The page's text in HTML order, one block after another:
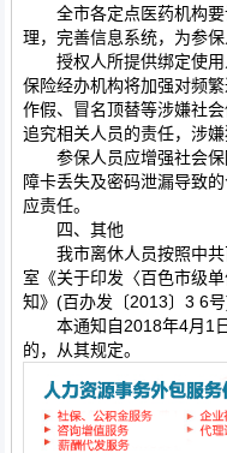
全市各定点医药机构要
理，完善信息系统，为参保
授权人所提供绑定使用
保险经办机构将加强对频
作假、冒名顶替等涉嫌社
追究相关人员的责任，涉
参保人员应增强社会保
障卡丢失及密码泄漏导致
应责任。
四、其他
我市离休人员按照中共
室《关于印发〈百色市级
知》(百办发〔2013〕3 6
本通知自2018年4月1日
的，从其规定。